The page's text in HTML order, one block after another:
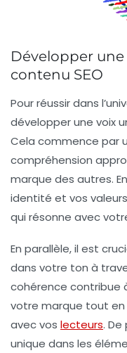
Développer
contenu SEO
Pour réussir dans
développer une voix
Cela commence par
compréhension
marque des autres.
identité et vos valeurs
qui résonne avec
En parallèle, il est
dans votre ton à
cohérence contribue
votre marque tout
avec vos lecteurs.
unique dans les